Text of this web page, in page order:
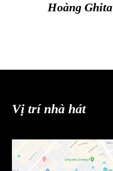
Hoàng Ghita
Vị trí nhà hát